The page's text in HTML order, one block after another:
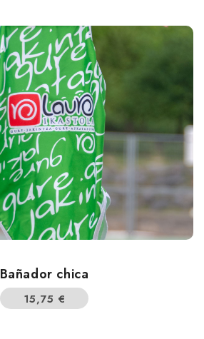
Bañador chica
15,75 €